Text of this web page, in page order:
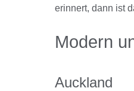
erinnert, dann ist
Modern
Auckland